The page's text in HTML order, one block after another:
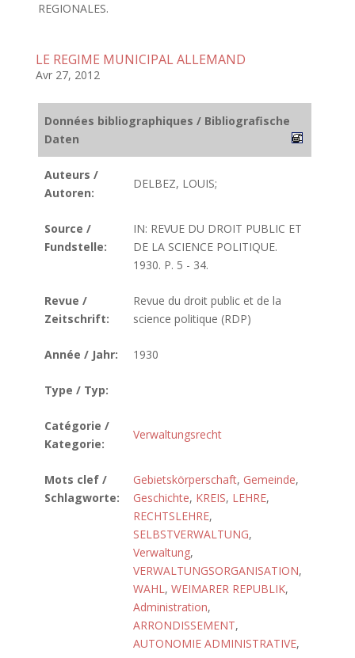
REGIONALES.
LE REGIME MUNICIPAL ALLEMAND
Avr 27, 2012
Données bibliographiques / Bibliografische
Daten
Auteurs /
Autoren:
DELBEZ, LOUIS;
Source /
Fundstelle:
IN: REVUE DU DROIT PUBLIC ET
DE LA SCIENCE POLITIQUE.
1930. P. 5 - 34.
Revue /
Zeitschrift:
Revue du droit public et de la
science politique (RDP)
Année / Jahr: 1930
Type / Typ:
Catégorie /
Kategorie:
Verwaltungsrecht
Mots clef /
Schlagworte:
Gebietskörperschaft, Gemeinde,
Geschichte, KREIS, LEHRE,
RECHTSLEHRE,
SELBSTVERWALTUNG,
Verwaltung,
VERWALTUNGSORGANISATION,
WAHL, WEIMARER REPUBLIK,
Administration,
ARRONDISSEMENT,
AUTONOMIE ADMINISTRATIVE,